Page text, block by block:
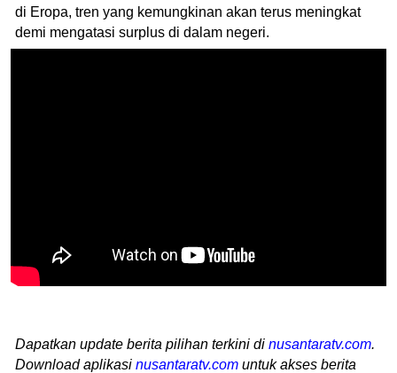
di Eropa, tren yang kemungkinan akan terus meningkat
demi mengatasi surplus di dalam negeri.
Dapatkan update berita pilihan terkini di nusantaratv.com.
Download aplikasi nusantaratv.com untuk akses berita